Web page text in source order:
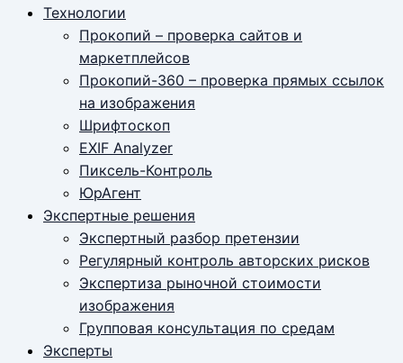
Технологии
Прокопий – проверка сайтов и
маркетплейсов
Прокопий-360 – проверка прямых ссылок
на изображения
Шрифтоскоп
EXIF Analyzer
Пиксель-Контроль
ЮрАгент
Экспертные решения
Экспертный разбор претензии
Регулярный контроль авторских рисков
Экспертиза рыночной стоимости
изображения
Групповая консультация по средам
Эксперты